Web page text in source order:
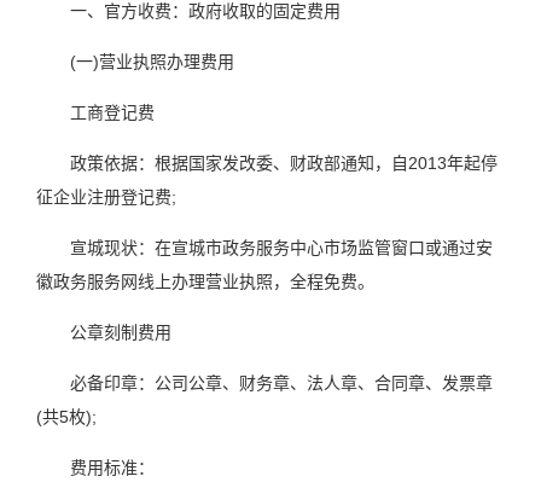
一、官方收费：政府收取的固定费用
(一)营业执照办理费用
工商登记费
政策依据：根据国家发改委、财政部通知，自2013年起停
征企业注册登记费;
宣城现状：在宣城市政务服务中心市场监管窗口或通过安
徽政务服务网线上办理营业执照，全程免费。
公章刻制费用
必备印章：公司公章、财务章、法人章、合同章、发票章
(共5枚);
费用标准：